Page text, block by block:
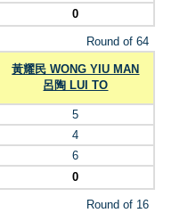
0
Round of 64
黃耀民 WONG YIU MAN
呂陶 LUI TO
5
4
6
0
Round of 16